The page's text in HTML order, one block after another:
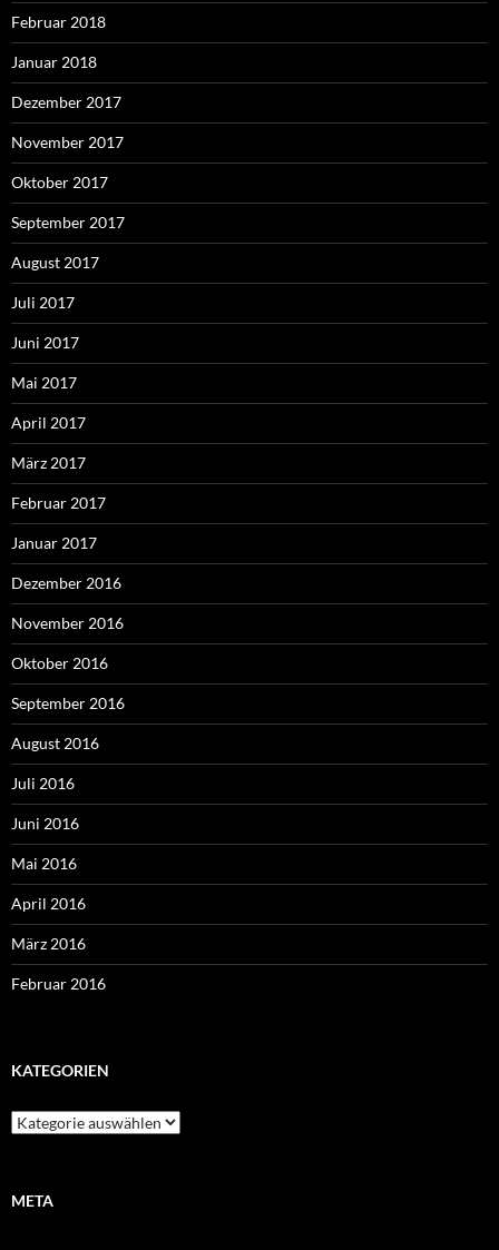
Februar 2018
Januar 2018
Dezember 2017
November 2017
Oktober 2017
September 2017
August 2017
Juli 2017
Juni 2017
Mai 2017
April 2017
März 2017
Februar 2017
Januar 2017
Dezember 2016
November 2016
Oktober 2016
September 2016
August 2016
Juli 2016
Juni 2016
Mai 2016
April 2016
März 2016
Februar 2016
KATEGORIEN
Kategorien
META